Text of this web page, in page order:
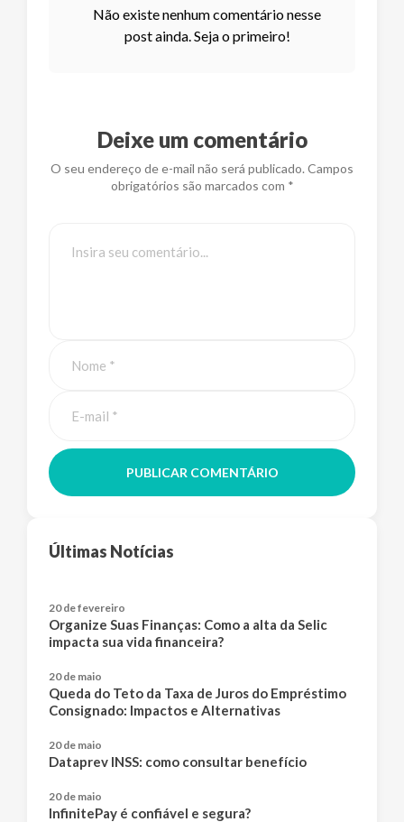
Não existe nenhum comentário nesse
post ainda. Seja o primeiro!
Deixe um comentário
O seu endereço de e-mail não será publicado. Campos
obrigatórios são marcados com *
PUBLICAR COMENTÁRIO
Últimas Notícias
20 de fevereiro
Organize Suas Finanças: Como a alta da Selic
impacta sua vida financeira?
20 de maio
Queda do Teto da Taxa de Juros do Empréstimo
Consignado: Impactos e Alternativas
20 de maio
Dataprev INSS: como consultar benefício
20 de maio
InfinitePay é confiável e segura?